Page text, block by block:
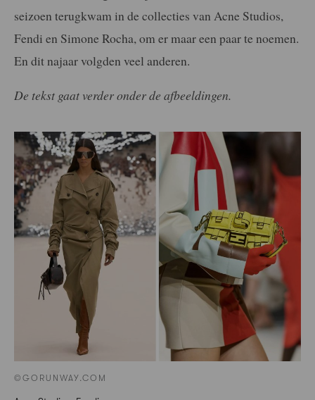
seizoen terugkwam in de collecties van Acne Studios,
Fendi en Simone Rocha, om er maar een paar te noemen.
En dit najaar volgden veel anderen.
De tekst gaat verder onder de afbeeldingen.
©GORUNWAY.COM